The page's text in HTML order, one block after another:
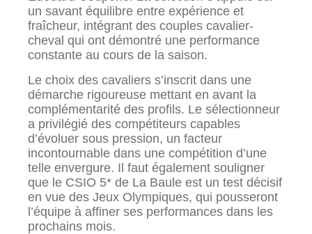
un savant équilibre entre expérience et
fraîcheur, intégrant des couples cavalier-
cheval qui ont démontré une performance
constante au cours de la saison.
Le choix des cavaliers s’inscrit dans une
démarche rigoureuse mettant en avant la
complémentarité des profils. Le sélectionneur
a privilégié des compétiteurs capables
d’évoluer sous pression, un facteur
incontournable dans une compétition d’une
telle envergure. Il faut également souligner
que le CSIO 5* de La Baule est un test décisif
en vue des Jeux Olympiques, qui pousseront
l’équipe à affiner ses performances dans les
prochains mois.